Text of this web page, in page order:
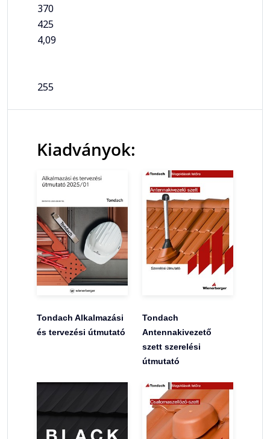
370
425
4,09
255
Kiadványok:
Tondach Alkalmazási
és tervezési útmutató
Tondach
Antennakivezető
szett szerelési
útmutató